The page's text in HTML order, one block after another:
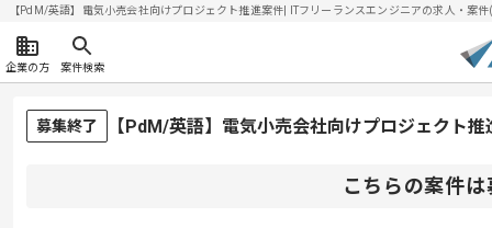
【PdM/英語】電気小売会社向けプロジェクト推進案件| ITフリーランスエンジニアの求人・案
企業の方 案件検索
募集終了 【PdM/英語】電気小売会社向けプロジェクト
こちらの案件